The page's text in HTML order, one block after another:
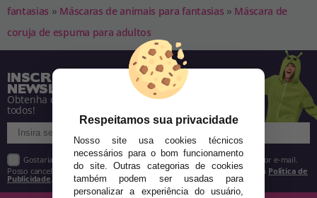
fantasias » Máscaras de animais para fantasias » Máscara de
coruja de espuma para adultos
INSCREVA-SE NA NOSSA
NEWSLETTER
Obtenha descontos e saiba de tudo antes de
todos!
Gostaria de receber descontos exclusivos, novidades e tendências por e-mail.
Posso cancelar a inscrição a qualquer momento, conforme estipulado na Política de
Publicidade
Respeitamos sua privacidade
Nosso site usa cookies técnicos
necessários para o bom funcionamento
do site. Outras categorias de cookies
também podem ser usadas para
personalizar a experiência do usuário,